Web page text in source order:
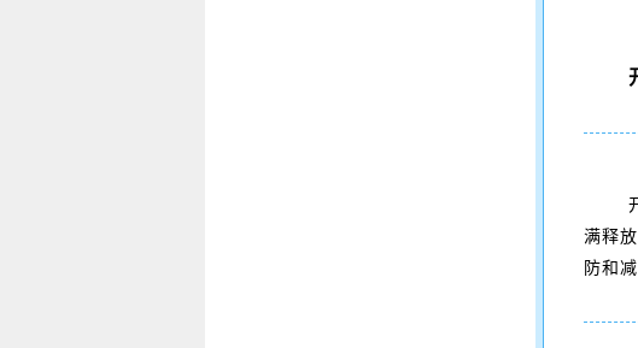
满释
防和